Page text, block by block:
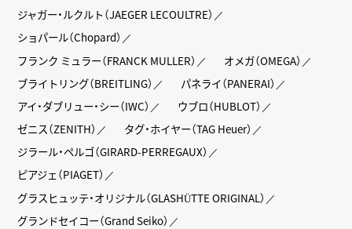
ジャガー・ルクルト（JAEGER LECOULTRE）
ショパール（Chopard）
フランク ミュラー（FRANCK MULLER）
オメガ（OMEGA）
ブライトリング（BREITLING）
パネライ（PANERAI）
アイ・ダブリュー・シー（IWC）
ウブロ（HUBLOT）
ゼニス（ZENITH）
タグ・ホイヤー（TAG Heuer）
ジラール・ペルゴ（GIRARD-PERREGAUX）
ピアジェ（PIAGET）
グラスヒュッテ・オリジナル（GLASHÜTTE ORIGINAL）
グランドセイコー（Grand Seiko）